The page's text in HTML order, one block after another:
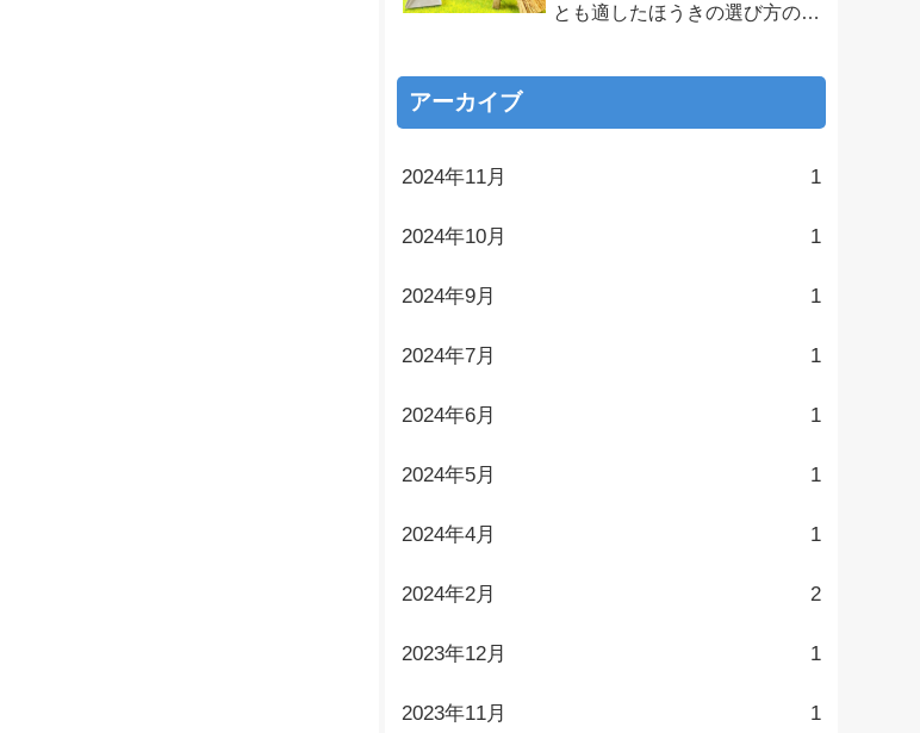
とも適したほうきの選び方の解
アーカイブ
2024年11月 1
2024年10月 1
2024年9月 1
2024年7月 1
2024年6月 1
2024年5月 1
2024年4月 1
2024年2月 2
2023年12月 1
2023年11月 1